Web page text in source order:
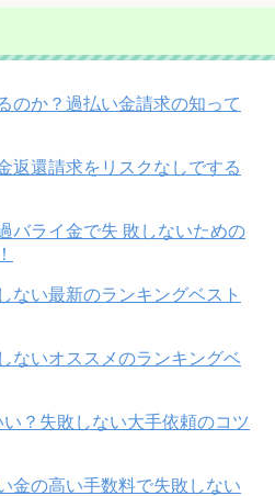
のか？過払い金請求の知って
返還請求をリスクなしでする
バライ金で失 敗しないための
ない最新のランキングベスト
ないオススメのランキングベ
？失敗しない大手依頼のコツ
金の高い手数料で失敗しない